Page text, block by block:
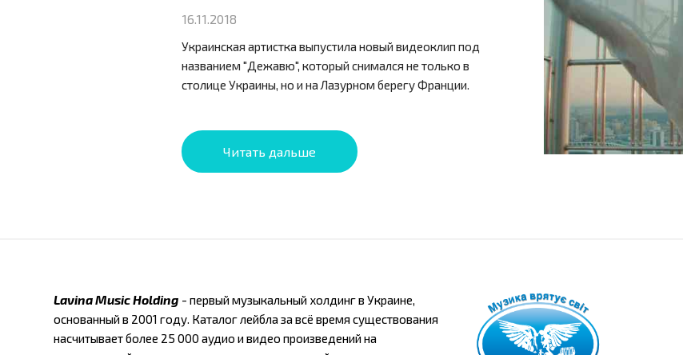
16.11.2018
Украинская артистка выпустила новый видеоклип под
названием "Дежавю", который снимался не только в
столице Украины, но и на Лазурном берегу Франции.
Читать дальше
Lavina Music Holding - первый музыкальный холдинг в Украине,
основанный в 2001 году. Каталог лейбла за всё время существования
насчитывает более 25 000 аудио и видео произведений на